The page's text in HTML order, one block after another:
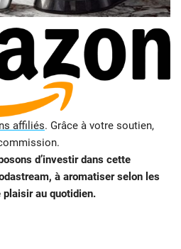
affiliés. Grâce à votre soutien,
d’investir dans cette
à aromatiser selon les
au quotidien.